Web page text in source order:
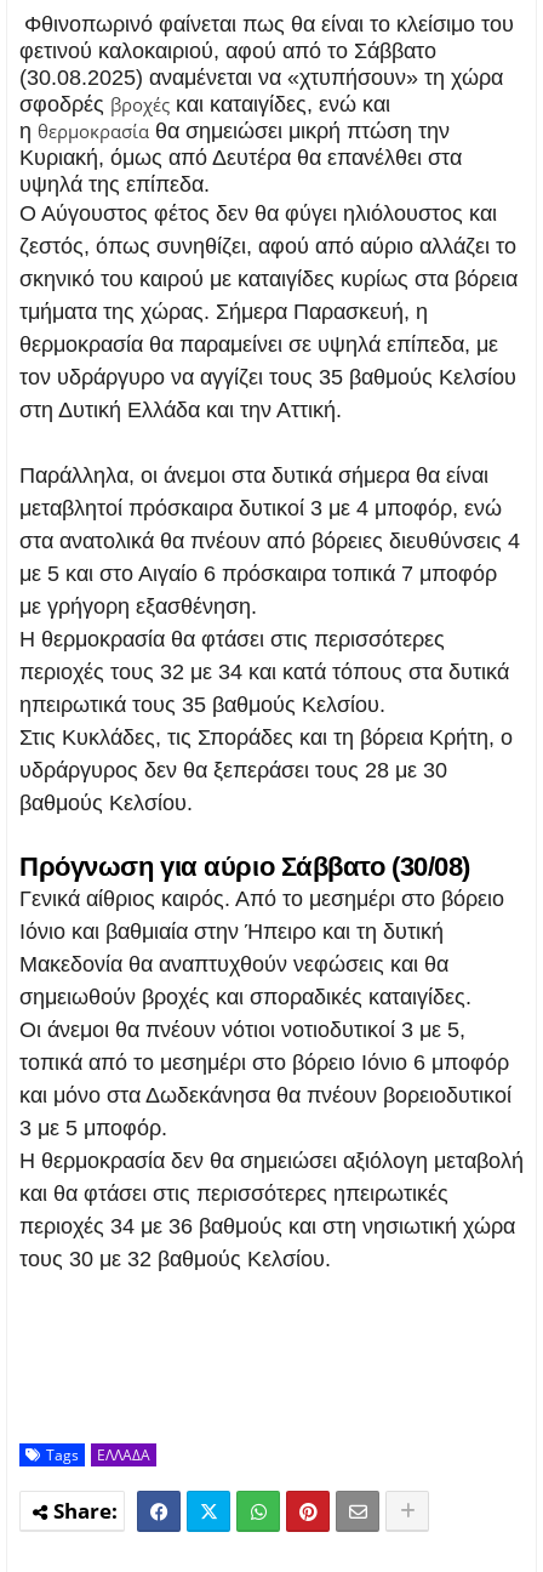
Φθινοπωρινό φαίνεται πως θα είναι το κλείσιμο του
φετινού καλοκαιριού, αφού από το Σάββατο
(30.08.2025) αναμένεται να «χτυπήσουν» τη χώρα
σφοδρές βροχές και καταιγίδες, ενώ και
η θερμοκρασία θα σημειώσει μικρή πτώση την
Κυριακή, όμως από Δευτέρα θα επανέλθει στα
υψηλά της επίπεδα.
Ο Αύγουστος φέτος δεν θα φύγει ηλιόλουστος και
ζεστός, όπως συνηθίζει, αφού από αύριο αλλάζει το
σκηνικό του καιρού με καταιγίδες κυρίως στα βόρεια
τμήματα της χώρας. Σήμερα Παρασκευή, η
θερμοκρασία θα παραμείνει σε υψηλά επίπεδα, με
τον υδράργυρο να αγγίζει τους 35 βαθμούς Κελσίου
στη Δυτική Ελλάδα και την Αττική.
Παράλληλα, οι άνεμοι στα δυτικά σήμερα θα είναι
μεταβλητοί πρόσκαιρα δυτικοί 3 με 4 μποφόρ, ενώ
στα ανατολικά θα πνέουν από βόρειες διευθύνσεις 4
με 5 και στο Αιγαίο 6 πρόσκαιρα τοπικά 7 μποφόρ
με γρήγορη εξασθένηση.
Η θερμοκρασία θα φτάσει στις περισσότερες
περιοχές τους 32 με 34 και κατά τόπους στα δυτικά
ηπειρωτικά τους 35 βαθμούς Κελσίου.
Στις Κυκλάδες, τις Σποράδες και τη βόρεια Κρήτη, ο
υδράργυρος δεν θα ξεπεράσει τους 28 με 30
βαθμούς Κελσίου.
Πρόγνωση για αύριο Σάββατο (30/08)
Γενικά αίθριος καιρός. Από το μεσημέρι στο βόρειο
Ιόνιο και βαθμιαία στην Ήπειρο και τη δυτική
Μακεδονία θα αναπτυχθούν νεφώσεις και θα
σημειωθούν βροχές και σποραδικές καταιγίδες.
Οι άνεμοι θα πνέουν νότιοι νοτιοδυτικοί 3 με 5,
τοπικά από το μεσημέρι στο βόρειο Ιόνιο 6 μποφόρ
και μόνο στα Δωδεκάνησα θα πνέουν βορειοδυτικοί
3 με 5 μποφόρ.
Η θερμοκρασία δεν θα σημειώσει αξιόλογη μεταβολή
και θα φτάσει στις περισσότερες ηπειρωτικές
περιοχές 34 με 36 βαθμούς και στη νησιωτική χώρα
τους 30 με 32 βαθμούς Κελσίου.
Tags ΕΛΛΑΔΑ